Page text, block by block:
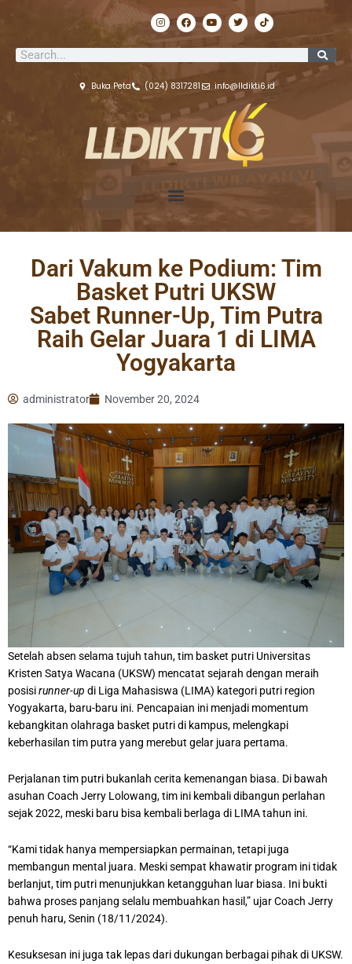
I
n
t
a
F
a
c
e
o
o
k
Y
o
u
t
T
w
t
T
i
t
Search
Buka Peta (024) 8317281 info@lldikti6.id
Dari Vakum ke Podium: Tim
Basket Putri UKSW
Sabet Runner-Up, Tim Putra
Raih Gelar Juara 1 di LIMA
Yogyakarta
administrator November 20, 2024
Setelah absen selama tujuh tahun, tim basket putri Universitas
Kristen Satya Wacana (UKSW) mencatat sejarah dengan meraih
posisirunner-up di Liga Mahasiswa (LIMA) kategori putri region
Yogyakarta, baru-baru ini. Pencapaian ini menjadi momentum
kebangkitan olahraga basket putri di kampus, melengkapi
keberhasilan tim putra yang merebut gelar juara pertama.
Perjalanan tim putri bukanlah cerita kemenangan biasa. Di bawah
asuhan Coach Jerry Lolowang, tim ini kembali dibangun perlahan
sejak 2022, meski baru bisa kembali berlaga di LIMA tahun ini.
“Kami tidak hanya mempersiapkan permainan, tetapi juga
membangun mental juara. Meski sempat khawatir program ini tidak
berlanjut, tim putri menunjukkan ketangguhan luar biasa. Ini bukti
bahwa proses panjang selalu membuahkan hasil,” ujar Coach Jerry
penuh haru, Senin (18/11/2024).
Kesuksesan ini juga tak lepas dari dukungan berbagai pihak di UKSW.